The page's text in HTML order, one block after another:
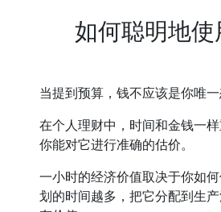
如何聪明地使
当提到预算，钱不应该是你唯一
在个人理财中，时间和金钱一样
你能对它进行准确的估价。
一小时的经济价值取决于你如
划的时间越多，把它分配到生